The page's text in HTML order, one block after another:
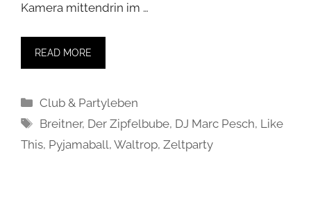
Kamera mittendrin im …
READ MORE
Kategorien
Club & Partyleben
Schlagwörter
Breitner, Der Zipfelbube, DJ Marc Pesch, Like
This, Pyjamaball, Waltrop, Zeltparty